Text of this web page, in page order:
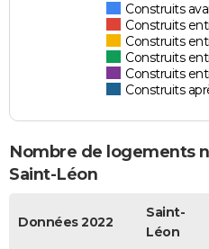
Construits
Construits
Construits
Construits
Construits
Construits
Nombre de logements
Saint-Léon
Données 2022
Saint-
Léon